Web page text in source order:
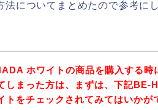
法についてまとめたので参考に
ホワイトの商品を購入する時
しまった方は、まずは、下記BE-
トをチェックされてみてはいかが